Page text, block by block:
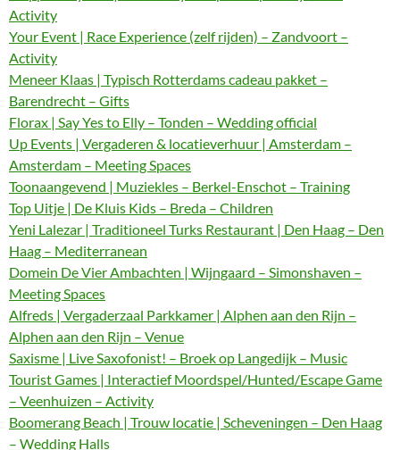
Activity
Your Event | Race Experience (zelf rijden) – Zandvoort –
Activity
Meneer Klaas | Typisch Rotterdams cadeau pakket –
Barendrecht – Gifts
Florax | Say Yes to Elly – Tonden – Wedding official
Up Events | Vergaderen & locatieverhuur | Amsterdam –
Amsterdam – Meeting Spaces
Toonaangevend | Muziekles – Berkel-Enschot – Training
Top Uitje | De Kluis Kids – Breda – Children
Yeni Lalezar | Traditioneel Turks Restaurant | Den Haag – Den
Haag – Mediterranean
Domein De Vier Ambachten | Wijngaard – Simonshaven –
Meeting Spaces
Alfreds | Vergaderzaal Parkkamer | Alphen aan den Rijn –
Alphen aan den Rijn – Venue
Saxisme | Live Saxofonist! – Broek op Langedijk – Music
Tourist Games | Interactief Moordspel/Hunted/Escape Game
– Veenhuizen – Activity
Boomerang Beach | Trouw locatie | Scheveningen – Den Haag
– Wedding Halls